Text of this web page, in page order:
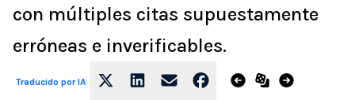
con múltiples citas supuestamente
erróneas e inverificables.
Traducido por IA